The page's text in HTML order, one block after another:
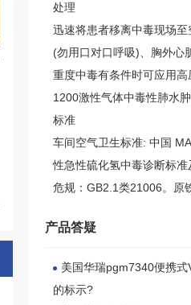
处理
迅速将患者移离中毒现场
(勿用口对口呼吸)、胸外心
重度中毒有条件时可应用
1200激性气体中毒性肺水肿
标准
车间空气卫生标准: 中国
性急性硫化氢中毒诊断标
危规：GB2.1类21006。原
产品答疑
美国华瑞pgm7340便携
的标示?